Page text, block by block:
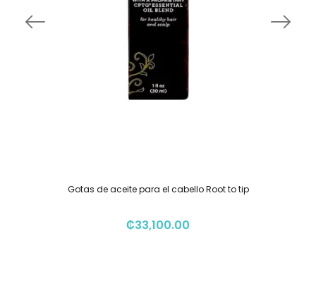
Gotas de aceite para el cabello Root to tip
₡33,100.00